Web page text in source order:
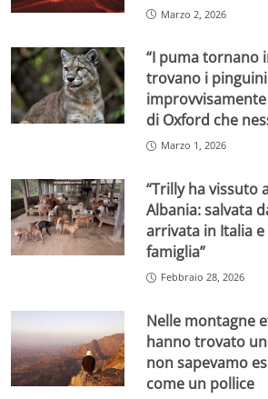
Marzo 2, 2026
“I puma tornano
trovano i
di Oxford che
Marzo 1, 2026
“Trilly ha vissuto
Albania: salvata
arrivata in Italia
famiglia”
Febbraio 28, 2026
Nelle montagne
hanno trovato
non sapevamo
come un pollice